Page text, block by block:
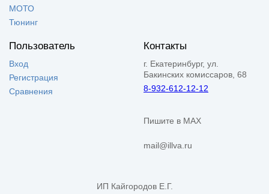
МОТО
Тюнинг
Пользователь
Вход
Регистрация
Сравнения
Контакты
г. Екатеринбург, ул.
Бакинских комиссаров, 68
8-932-612-12-12
Пишите в MAX
mail@illva.ru
ИП Кайгородов Е.Г.